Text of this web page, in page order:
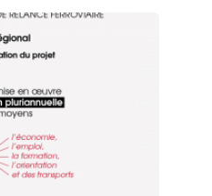
et la
;
», futur
ferroviaire, sur un
des espaces
niveau de service à
prenante du
et
mobilité,
dédié à
à la promotion des